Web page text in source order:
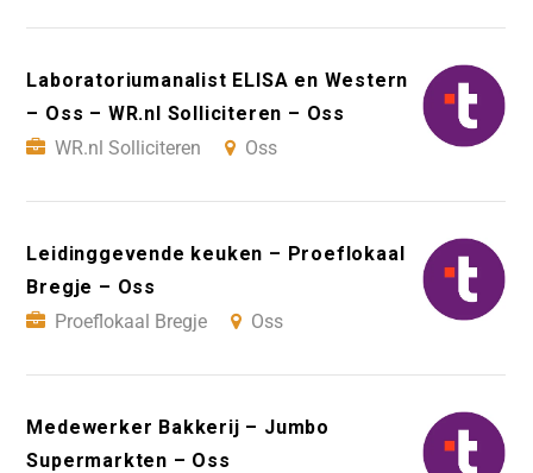
Laboratoriumanalist ELISA en Western
– Oss – WR.nl Solliciteren – Oss
WR.nl Solliciteren
Oss
Leidinggevende keuken – Proeflokaal
Bregje – Oss
Proeflokaal Bregje
Oss
Medewerker Bakkerij – Jumbo
Supermarkten – Oss